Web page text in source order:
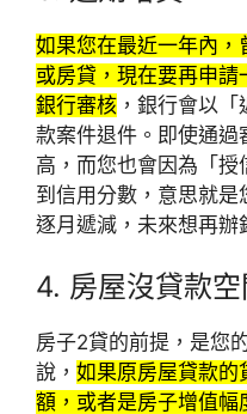
如果您在最近一年內，
或房貸，現在要再申
銀行審核 ，銀行會以
款案件退件。即使通過
高，而您也會因為「
到信用分數，意思就
逐月遞減，未來想再辦
4. 房屋沒貸款空
房子2貸的前提，是您
說， 如果原房屋貸款的
額，或者是房子增值